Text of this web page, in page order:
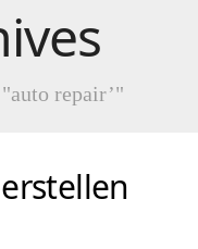
repair’"